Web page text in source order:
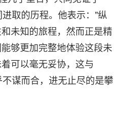
取的历程。他表示："纵
未知的旅程，然而正是精
够更加完整地体验这段未
可以毫无妥协，这与
谋而合，进无止尽的是攀